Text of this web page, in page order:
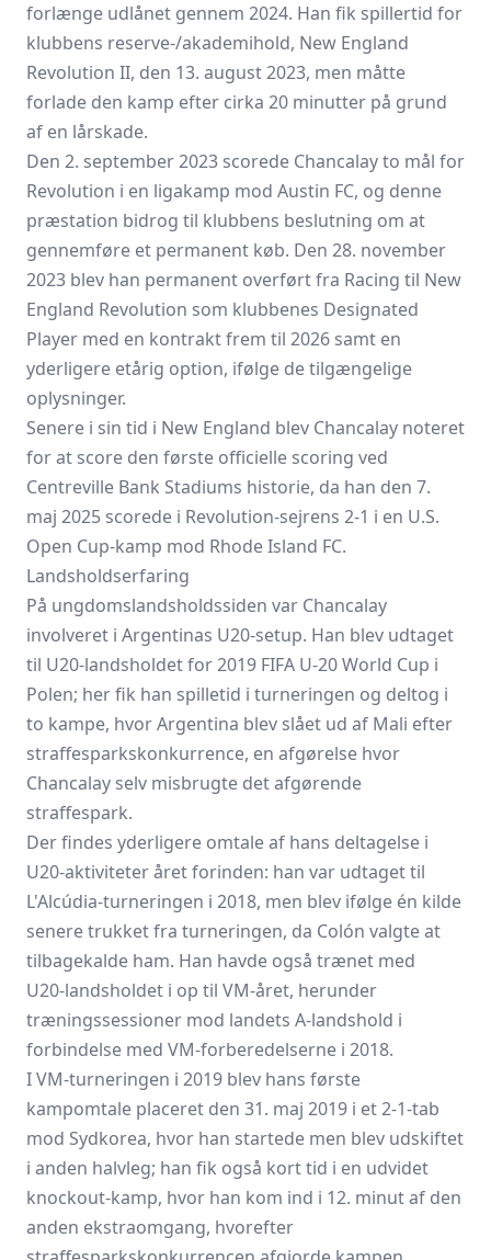
forlænge udlånet gennem 2024. Han fik spillertid for
klubbens reserve-/akademihold, New England
Revolution II, den 13. august 2023, men måtte
forlade den kamp efter cirka 20 minutter på grund
af en lårskade.
Den 2. september 2023 scorede Chancalay to mål for
Revolution i en ligakamp mod Austin FC, og denne
præstation bidrog til klubbens beslutning om at
gennemføre et permanent køb. Den 28. november
2023 blev han permanent overført fra Racing til New
England Revolution som klubbenes Designated
Player med en kontrakt frem til 2026 samt en
yderligere etårig option, ifølge de tilgængelige
oplysninger.
Senere i sin tid i New England blev Chancalay noteret
for at score den første officielle scoring ved
Centreville Bank Stadiums historie, da han den 7.
maj 2025 scorede i Revolution‑sejrens 2-1 i en U.S.
Open Cup‑kamp mod Rhode Island FC.
Landsholdserfaring
På ungdomslandsholdssiden var Chancalay
involveret i Argentinas U20‑setup. Han blev udtaget
til U20‑landsholdet for 2019 FIFA U‑20 World Cup i
Polen; her fik han spilletid i turneringen og deltog i
to kampe, hvor Argentina blev slået ud af Mali efter
straffesparkskonkurrence, en afgørelse hvor
Chancalay selv misbrugte det afgørende
straffespark.
Der findes yderligere omtale af hans deltagelse i
U20‑aktiviteter året forinden: han var udtaget til
L'Alcúdia‑turneringen i 2018, men blev ifølge én kilde
senere trukket fra turneringen, da Colón valgte at
tilbagekalde ham. Han havde også trænet med
U20‑landsholdet i op til VM‑året, herunder
træningssessioner mod landets A‑landshold i
forbindelse med VM‑forberedelserne i 2018.
I VM‑turneringen i 2019 blev hans første
kampomtale placeret den 31. maj 2019 i et 2-1‑tab
mod Sydkorea, hvor han startede men blev udskiftet
i anden halvleg; han fik også kort tid i en udvidet
knockout‑kamp, hvor han kom ind i 12. minut af den
anden ekstraomgang, hvorefter